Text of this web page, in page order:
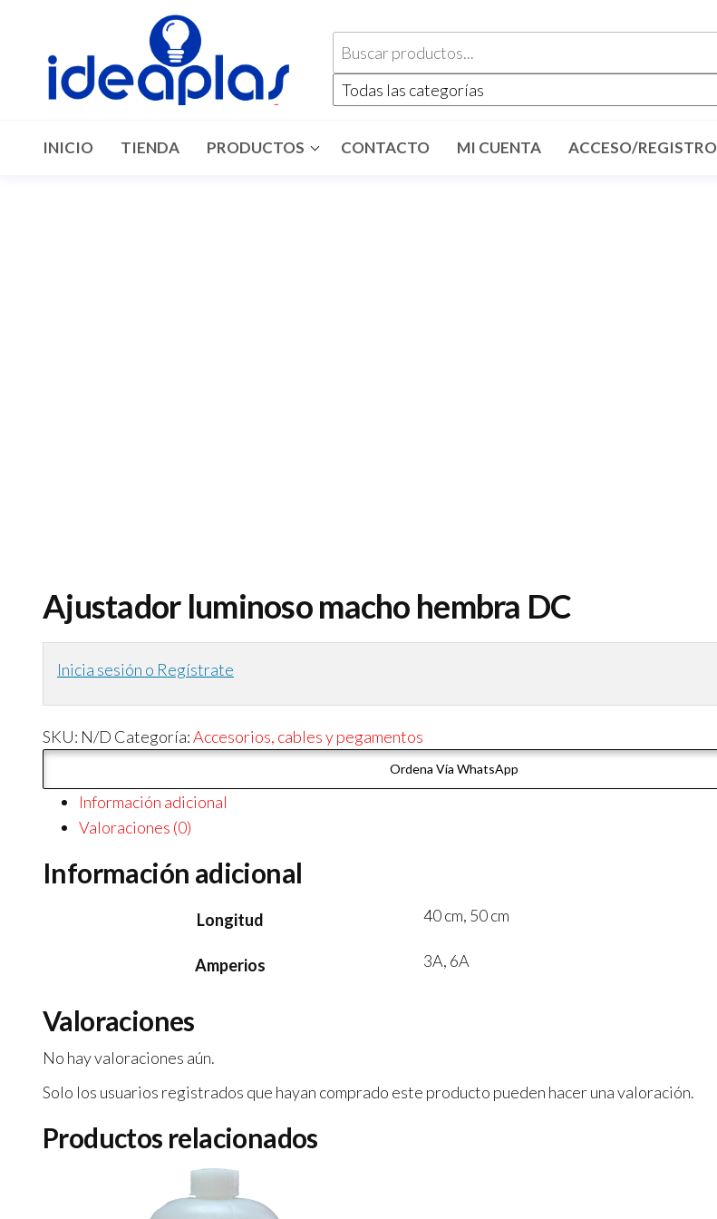
INICIO TIENDA PRODUCTOS CONTACTO MI CUENTA ACCESO/REGISTRO
Ajustador luminoso macho hembra DC
Inicia sesión o Regístrate
SKU: N/D Categoría:Accesorios, cables y pegamentos
Ordena Vía WhatsApp
Información adicional
Valoraciones (0)
Información adicional
Longitud 40 cm, 50 cm
Amperios 3A, 6A
Valoraciones
No hay valoraciones aún.
Solo los usuarios registrados que hayan comprado este producto pueden hacer una valoración.
Productos relacionados